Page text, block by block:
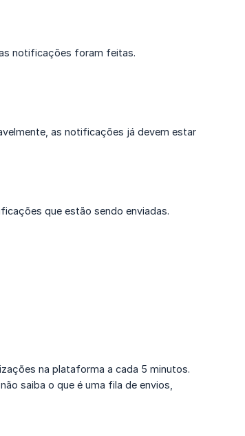
notificações foram feitas.
as notificações já devem estar
que estão sendo enviadas.
na plataforma a cada 5 minutos.
saiba o que é uma fila de envios,